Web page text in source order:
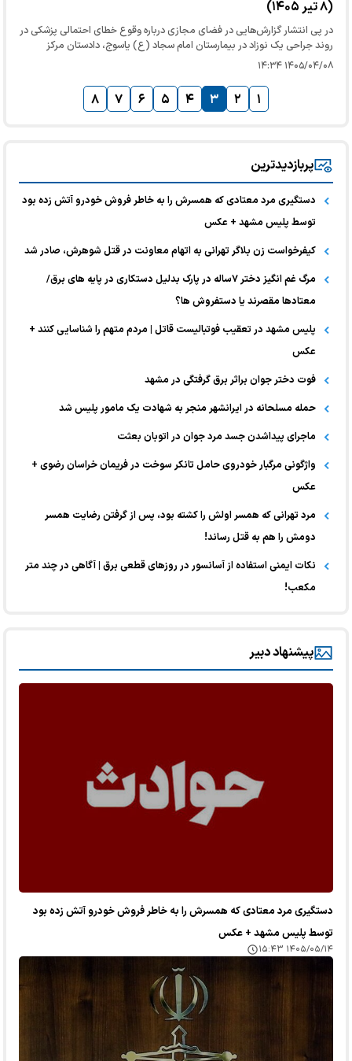
(۸ تیر ۱۴۰۵)
در پی انتشار گزارش‌هایی در فضای مجازی درباره وقوع خطای احتمالی پزشکی در
روند جراحی یک نوزاد در بیمارستان امام سجاد (ع) یاسوج، دادستان مرکز
کهگیلویه و بویراحمد به این پرونده ورود کرد.
۱۴۰۵/۰۴/۰۸ ۱۴:۳۴
۱ ۲ ۳ ۴ ۵ ۶ ۷ ۸
پربازدیدترین
دستگیری مرد معتادی که همسرش را به خاطر فروش خودرو آتش زده بود
توسط پلیس مشهد + عکس
کیفرخواست زن بلاگر تهرانی به اتهام معاونت در قتل شوهرش، صادر شد
مرگ غم انگیز دختر ۷ساله در پارک بدلیل دستکاری در پایه های برق/
معتادها مقصرند یا دستفروش ها؟
پلیس مشهد در تعقیب فوتبالیست قاتل | مردم متهم را شناسایی کنند +
عکس
فوت دختر جوان براثر برق گرفتگی در مشهد
حمله مسلحانه در ایرانشهر منجر به شهادت یک مامور پلیس شد
ماجرای پیداشدن جسد مرد جوان در اتوبان بعثت
واژگونی مرگبار خودروی حامل تانکر سوخت در فریمان خراسان رضوی +
عکس
مرد تهرانی که همسر اولش را کشته بود، پس از گرفتن رضایت همسر
دومش را هم به قتل رساند!
نکات ایمنی استفاده از آسانسور در روزهای قطعی برق | آگاهی در چند متر
مکعب!
پیشنهاد دبیر
دستگیری مرد معتادی که همسرش را به خاطر فروش خودرو آتش زده بود
توسط پلیس مشهد + عکس
۱۴۰۵/۰۵/۱۴ ۱۵:۴۳